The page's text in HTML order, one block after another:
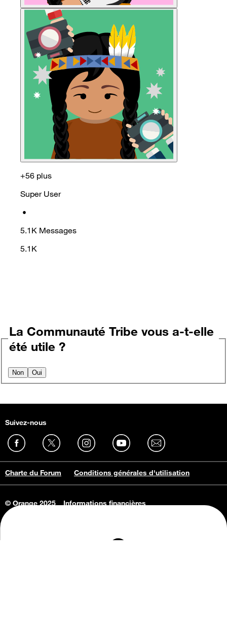
+56 plus
Super User
•
5.1K Messages
5.1K
La Communauté Tribe vous a-t-elle
été utile ?
Non Oui
Suivez-nous
Charte du Forum Conditions générales d'utilisation
© Orange 2025
Informations financières